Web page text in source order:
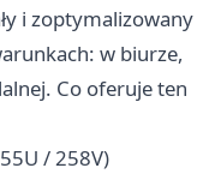
i zoptymalizowany
w biurze,
Co oferuje ten
/ 258V)